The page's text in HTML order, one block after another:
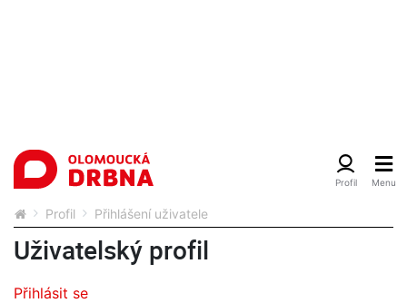
Profil Přihlášení uživatele
Uživatelský profil
Přihlásit se